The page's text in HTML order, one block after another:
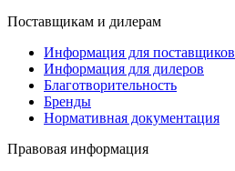
Поставщикам и дилерам
Информация для поставщиков
Информация для дилеров
Благотворительность
Бренды
Нормативная документация
Правовая информация